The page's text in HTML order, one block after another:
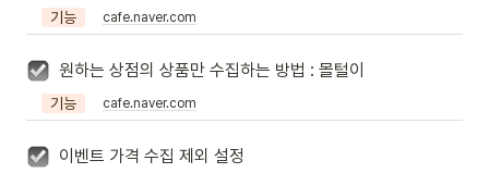
기능 cafe.naver.com
원하는 상점의 상품만 수집하는 방법 : 몰털이
기능 cafe.naver.com
이벤트 가격 수집 제외 설정